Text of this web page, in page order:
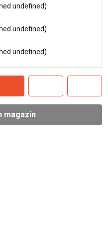
undefined)
undefined)
undefined)
magazin